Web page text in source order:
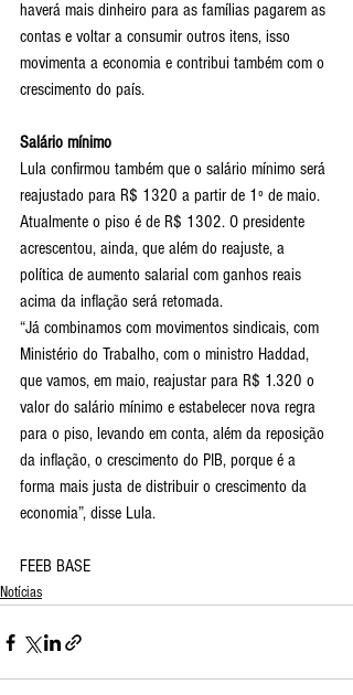
haverá mais dinheiro para as famílias pagarem as
contas e voltar a consumir outros itens, isso
movimenta a economia e contribui também com o
crescimento do país.
Salário mínimo
Lula confirmou também que o salário mínimo será
reajustado para R$ 1320 a partir de 1º de maio.
Atualmente o piso é de R$ 1302. O presidente
acrescentou, ainda, que além do reajuste, a
política de aumento salarial com ganhos reais
acima da inflação será retomada.
“Já combinamos com movimentos sindicais, com
Ministério do Trabalho, com o ministro Haddad,
que vamos, em maio, reajustar para R$ 1.320 o
valor do salário mínimo e estabelecer nova regra
para o piso, levando em conta, além da reposição
da inflação, o crescimento do PIB, porque é a
forma mais justa de distribuir o crescimento da
economia”, disse Lula.
FEEB BASE
Notícias